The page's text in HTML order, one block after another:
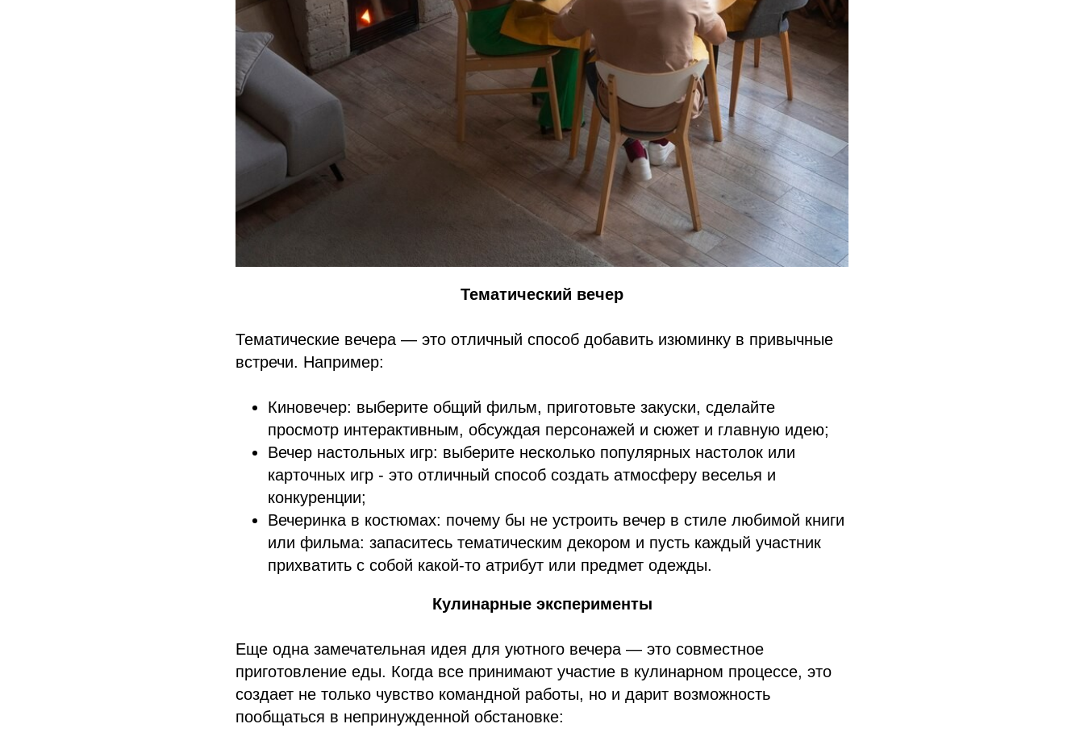
Тематический вечер
Тематические вечера — это отличный способ добавить изюминку в привычные
встречи. Например:
Киновечер: выберите общий фильм, приготовьте закуски, сделайте
просмотр интерактивным, обсуждая персонажей и сюжет и главную идею;
Вечер настольных игр: выберите несколько популярных настолок или
карточных игр - это отличный способ создать атмосферу веселья и
конкуренции;
Вечеринка в костюмах: почему бы не устроить вечер в стиле любимой книги
или фильма: запаситесь тематическим декором и пусть каждый участник
прихватить с собой какой-то атрибут или предмет одежды.
Кулинарные эксперименты
Еще одна замечательная идея для уютного вечера — это совместное
приготовление еды. Когда все принимают участие в кулинарном процессе, это
создает не только чувство командной работы, но и дарит возможность
пообщаться в непринужденной обстановке: